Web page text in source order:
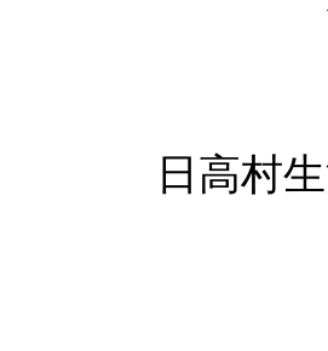
日高村